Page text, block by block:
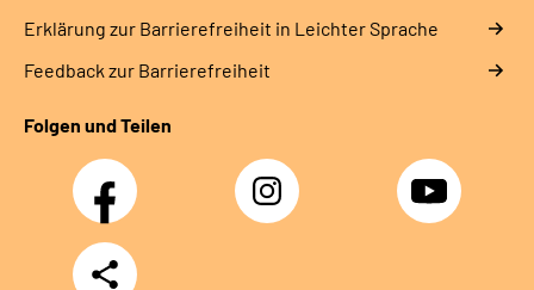
Erklärung zur Barrierefreiheit in Leichter Sprache
Feedback zur Barrierefreiheit
Folgen und Teilen
Facebook Instagram YouTube
Teilen